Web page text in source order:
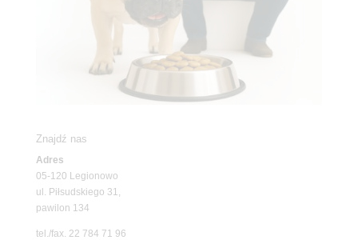
Znajdź nas
Adres
05-120 Legionowo
ul. Piłsudskiego 31,
pawilon 134
tel./fax. 22 784 71 96